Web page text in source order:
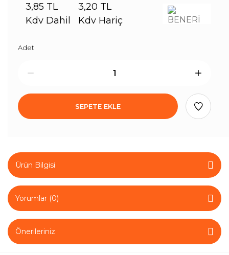
3,85 TL
Kdv Dahil
3,20 TL
Kdv Hariç
Adet
SEPETE EKLE
Ürün Bilgisi
Yorumlar (0)
Önerileriniz